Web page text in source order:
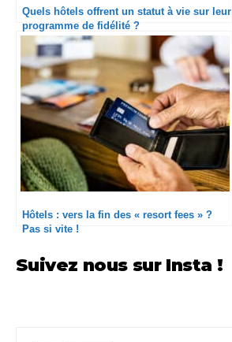
Quels hôtels offrent un statut à vie sur leur
programme de fidélité ?
Hôtels : vers la fin des « resort fees » ?
Pas si vite !
Suivez nous sur Insta !